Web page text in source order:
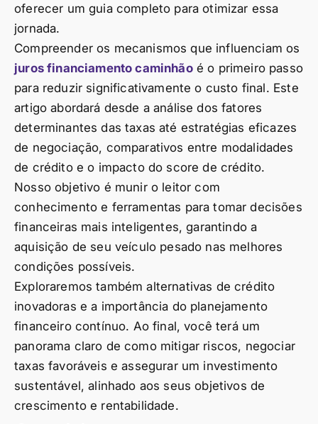
oferecer um guia completo para otimizar essa
jornada.
Compreender os mecanismos que influenciam os
juros financiamento caminhãoé o primeiro passo
para reduzir significativamente o custo final. Este
artigo abordará desde a análise dos fatores
determinantes das taxas até estratégias eficazes
de negociação, comparativos entre modalidades
de crédito e o impacto do score de crédito.
Nosso objetivo é munir o leitor com
conhecimento e ferramentas para tomar decisões
financeiras mais inteligentes, garantindo a
aquisição de seu veículo pesado nas melhores
condições possíveis.
Exploraremos também alternativas de crédito
inovadoras e a importância do planejamento
financeiro contínuo. Ao final, você terá um
panorama claro de como mitigar riscos, negociar
taxas favoráveis e assegurar um investimento
sustentável, alinhado aos seus objetivos de
crescimento e rentabilidade.